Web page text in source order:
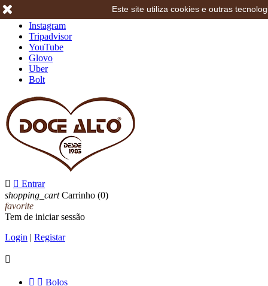
Instagram
Tripadvisor
YouTube
Glovo
Uber
Bolt
  Entrar
shopping_cart Carrinho (0)
favorite
Tem de iniciar sessão
Login | Registar

  Bolos
Este site utiliza cookies e outras